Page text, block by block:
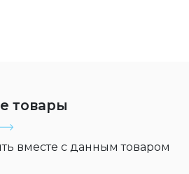
товары
вместе с данным товаром